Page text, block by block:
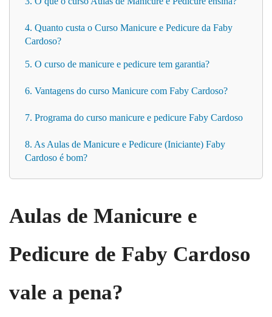
4. Quanto custa o Curso Manicure e Pedicure da Faby
Cardoso?
5. O curso de manicure e pedicure tem garantia?
6. Vantagens do curso Manicure com Faby Cardoso?
7. Programa do curso manicure e pedicure Faby Cardoso
8. As Aulas de Manicure e Pedicure (Iniciante) Faby
Cardoso é bom?
Aulas de Manicure e
Pedicure de Faby Cardoso
vale a pena?